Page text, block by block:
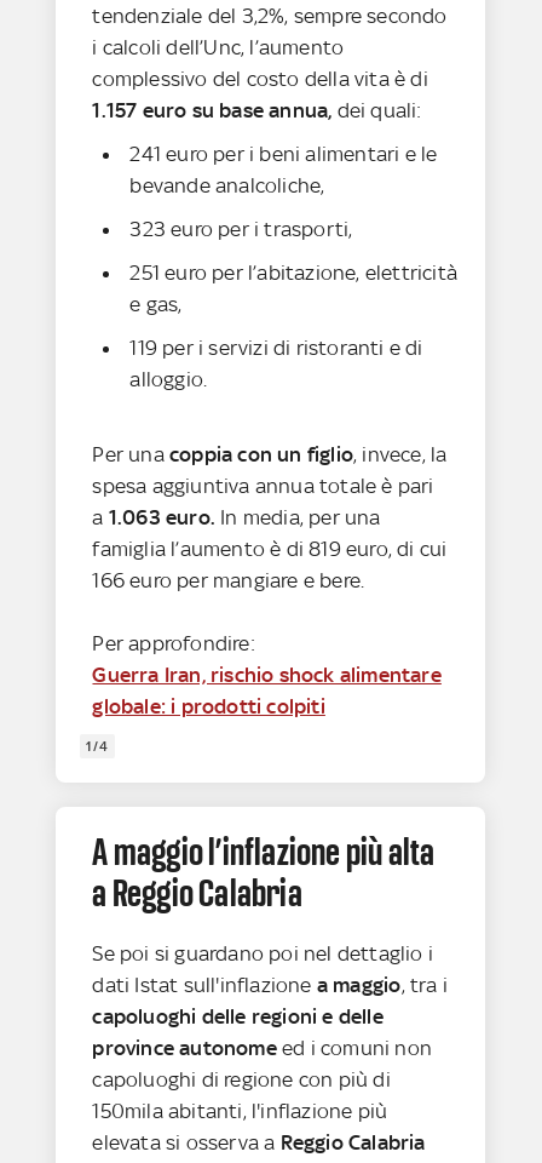
tendenziale del 3,2%, sempre secondo
i calcoli dell’Unc, l’aumento
complessivo del costo della vita è di
1.157 euro su base annua, dei quali:
241 euro per i beni alimentari e le
bevande analcoliche,
323 euro per i trasporti,
251 euro per l’abitazione, elettricità
e gas,
119 per i servizi di ristoranti e di
alloggio.
Per unacoppia con un figlio, invece, la
spesa aggiuntiva annua totale è pari
a 1.063 euro. In media, per una
famiglia l’aumento è di 819 euro, di cui
166 euro per mangiare e bere.
Per approfondire:
Guerra Iran, rischio shock alimentare
globale: i prodotti colpiti
1/4
A maggio l’inflazione più alta
a Reggio Calabria
Se poi si guardano poi nel dettaglio i
dati Istat sull'inflazione a maggio, tra i
capoluoghi delle regioni e delle
province autonomeed i comuni non
capoluoghi di regione con più di
150mila abitanti, l'inflazione più
elevata si osserva a Reggio Calabria